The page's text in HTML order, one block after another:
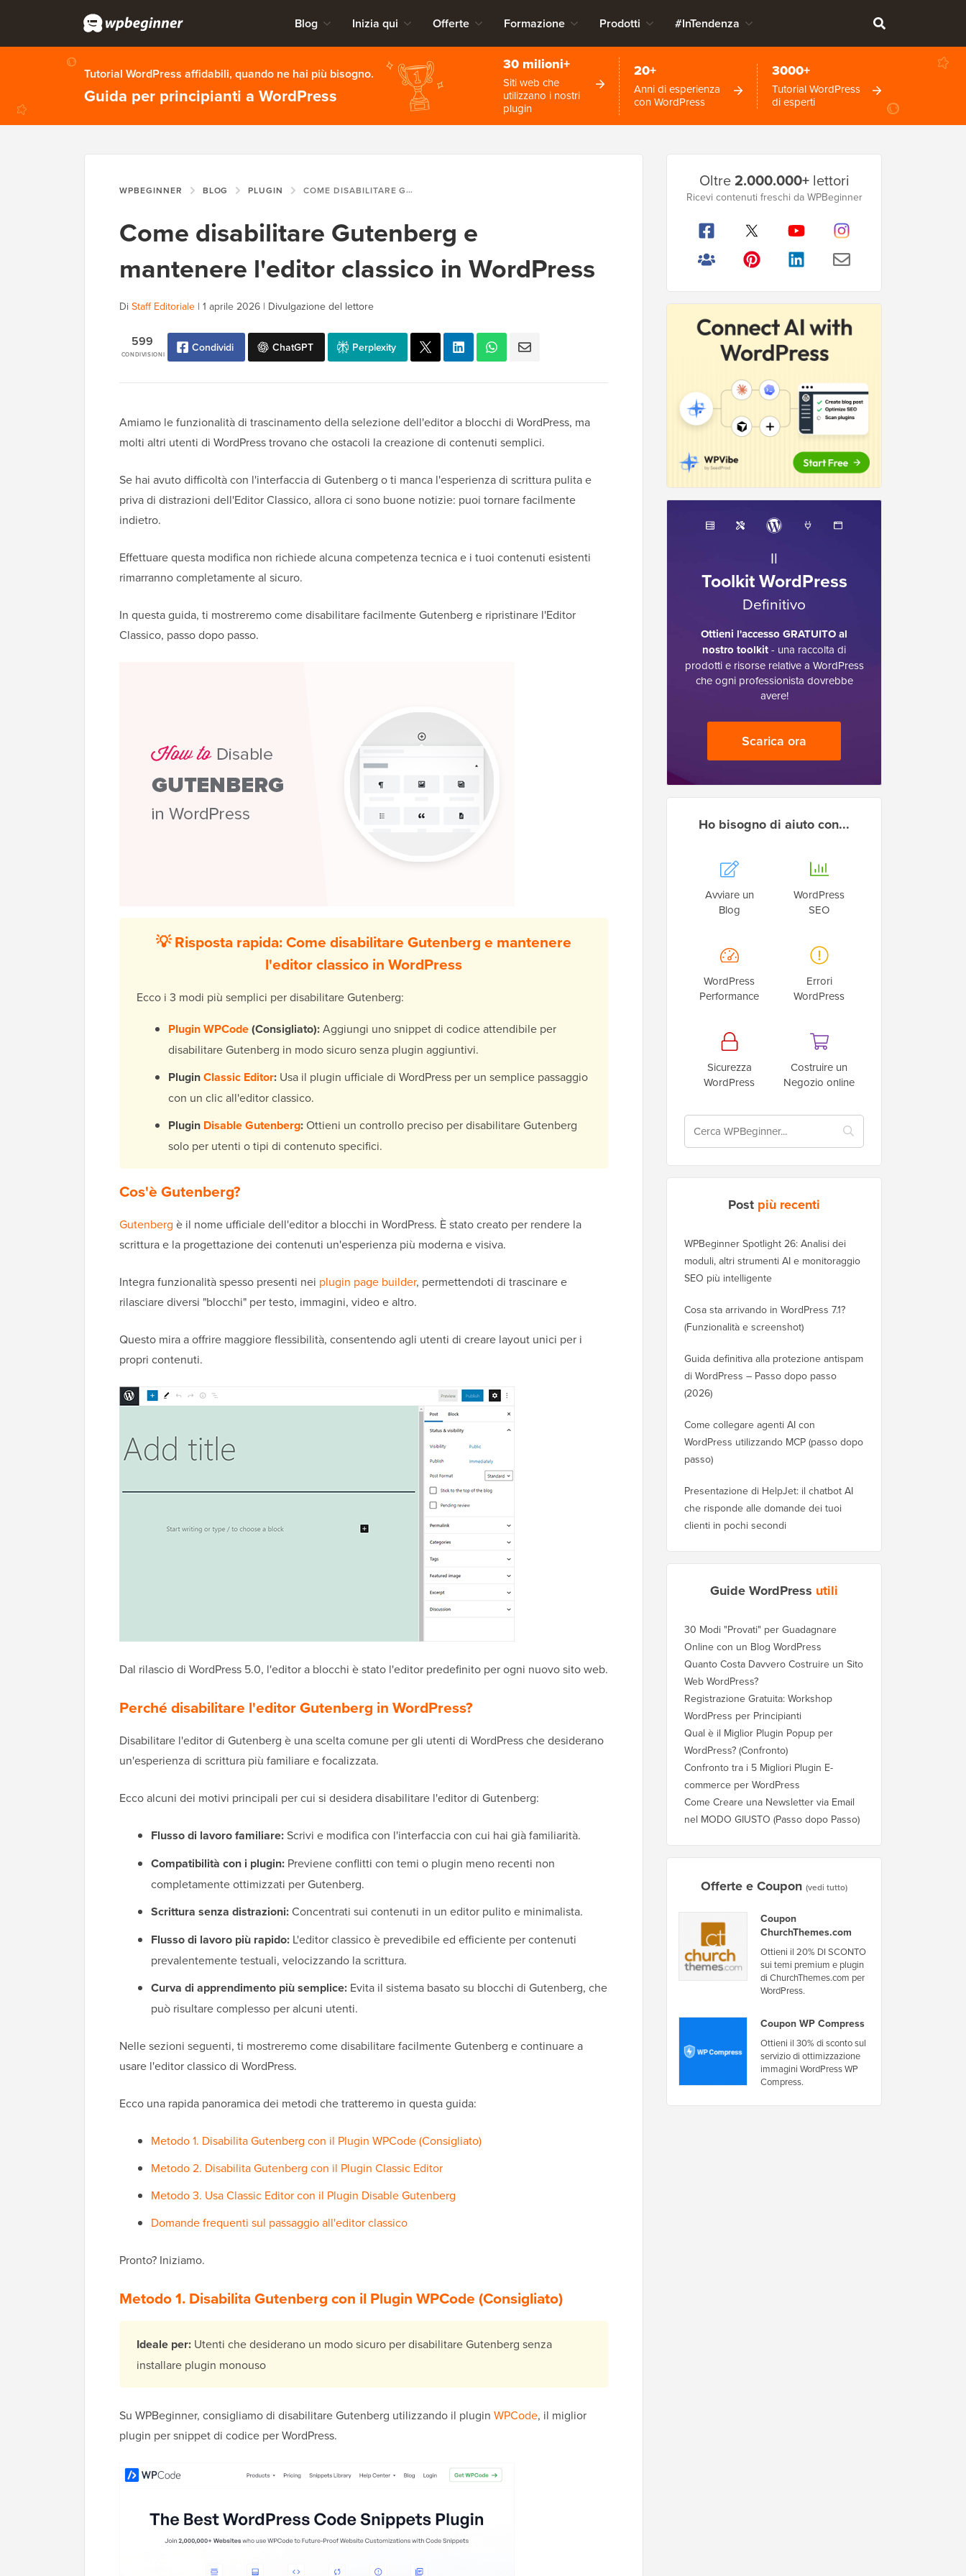
Blog Inizia qui Offerte Formazione Prodotti #InTendenza
Tutorial WordPress affidabili, quando ne hai più bisogno.
Guida per principianti a WordPress
30 milioni+
Siti web che
utilizzano i nostri
plugin
20+
Anni di esperienza
con WordPress
3000+
Tutorial WordPress
di esperti
WPBEGINNER BLOG PLUGIN COME DISABILITARE GUTENBERG E MANTENERE L'EDITOR CLASSICO IN WORDPRESS
Come disabilitare Gutenberg e
mantenere l'editor classico in WordPress
Di Staff Editoriale | 1 aprile 2026 | Divulgazione del lettore
CONDIVISIONI
599 Condividi ChatGPT Perplexity
Amiamo le funzionalità di trascinamento della selezione dell'editor a blocchi di WordPress, ma
molti altri utenti di WordPress trovano che ostacoli la creazione di contenuti semplici.
Se hai avuto difficoltà con l'interfaccia di Gutenberg o ti manca l'esperienza di scrittura pulita e
priva di distrazioni dell'Editor Classico, allora ci sono buone notizie: puoi tornare facilmente
indietro.
Effettuare questa modifica non richiede alcuna competenza tecnica e i tuoi contenuti esistenti
rimarranno completamente al sicuro.
In questa guida, ti mostreremo come disabilitare facilmente Gutenberg e ripristinare l'Editor
Classico, passo dopo passo.
💡 Risposta rapida: Come disabilitare Gutenberg e mantenere
l'editor classico in WordPress
Ecco i 3 modi più semplici per disabilitare Gutenberg:
Plugin WPCode(Consigliato):Aggiungi uno snippet di codice attendibile per
disabilitare Gutenberg in modo sicuro senza plugin aggiuntivi.
PluginClassic Editor: Usa il plugin ufficiale di WordPress per un semplice passaggio
con un clic all'editor classico.
Plugin Disable Gutenberg:Ottieni un controllo preciso per disabilitare Gutenberg
solo per utenti o tipi di contenuto specifici.
Cos'è Gutenberg?
Gutenberg è il nome ufficiale dell'editor a blocchi in WordPress. È stato creato per rendere la
scrittura e la progettazione dei contenuti un'esperienza più moderna e visiva.
Integra funzionalità spesso presenti nei plugin page builder, permettendoti di trascinare e
rilasciare diversi "blocchi" per testo, immagini, video e altro.
Questo mira a offrire maggiore flessibilità, consentendo agli utenti di creare layout unici per i
propri contenuti.
Dal rilascio di WordPress 5.0, l'editor a blocchi è stato l'editor predefinito per ogni nuovo sito web.
Perché disabilitare l'editor Gutenberg in WordPress?
Disabilitare l'editor di Gutenberg è una scelta comune per gli utenti di WordPress che desiderano
un'esperienza di scrittura più familiare e focalizzata.
Ecco alcuni dei motivi principali per cui si desidera disabilitare l'editor di Gutenberg:
Flusso di lavoro familiare:Scrivi e modifica con l'interfaccia con cui hai già familiarità.
Compatibilità con i plugin: Previene conflitti con temi o plugin meno recenti non
completamente ottimizzati per Gutenberg.
Scrittura senza distrazioni:Concentrati sui contenuti in un editor pulito e minimalista.
Flusso di lavoro più rapido: L'editor classico è prevedibile ed efficiente per contenuti
prevalentemente testuali, velocizzando la scrittura.
Curva di apprendimento più semplice: Evita il sistema basato su blocchi di Gutenberg, che
può risultare complesso per alcuni utenti.
Nelle sezioni seguenti, ti mostreremo come disabilitare facilmente Gutenberg e continuare a
usare l'editor classico di WordPress.
Ecco una rapida panoramica dei metodi che tratteremo in questa guida:
Metodo 1. Disabilita Gutenberg con il Plugin WPCode (Consigliato)
Metodo 2. Disabilita Gutenberg con il Plugin Classic Editor
Metodo 3. Usa Classic Editor con il Plugin Disable Gutenberg
Domande frequenti sul passaggio all'editor classico
Pronto? Iniziamo.
Metodo 1. Disabilita Gutenberg con il Plugin WPCode (Consigliato)
Ideale per: Utenti che desiderano un modo sicuro per disabilitare Gutenberg senza
installare plugin monouso
Su WPBeginner, consigliamo di disabilitare Gutenberg utilizzando il plugin WPCode, il miglior
plugin per snippet di codice per WordPress.
laterale
principale
Oltre2.000.000+lettori
Ricevi contenuti freschi da WPBeginner
Il
Toolkit WordPress
Definitivo
Ottieni l'accesso GRATUITO al
nostro toolkit- una raccolta di
prodotti e risorse relative a WordPress
che ogni professionista dovrebbe
avere!
Scarica ora
Ho bisogno di aiuto con...
Avviare un
Blog
WordPress
SEO
WordPress
Performance
Errori
WordPress
Sicurezza
WordPress
Costruire un
Negozio online
Post più recenti
WPBeginner Spotlight 26: Analisi dei
moduli, altri strumenti AI e monitoraggio
SEO più intelligente
Cosa sta arrivando in WordPress 7.1?
(Funzionalità e screenshot)
Guida definitiva alla protezione antispam
di WordPress – Passo dopo passo
(2026)
Come collegare agenti AI con
WordPress utilizzando MCP (passo dopo
passo)
Presentazione di HelpJet: il chatbot AI
che risponde alle domande dei tuoi
clienti in pochi secondi
Guide WordPress utili
30 Modi "Provati" per Guadagnare
Online con un Blog WordPress
Quanto Costa Davvero Costruire un Sito
Web WordPress?
Registrazione Gratuita: Workshop
WordPress per Principianti
Qual è il Miglior Plugin Popup per
WordPress? (Confronto)
Confronto tra i 5 Migliori Plugin E-
commerce per WordPress
Come Creare una Newsletter via Email
nel MODO GIUSTO (Passo dopo Passo)
Offerte e Coupon (vedi tutto)
Coupon
ChurchThemes.com
Ottieni il 20% DI SCONTO
sui temi premium e plugin
di ChurchThemes.com per
WordPress.
Coupon WP Compress
Ottieni il 30% di sconto sul
servizio di ottimizzazione
immagini WordPress WP
Compress.